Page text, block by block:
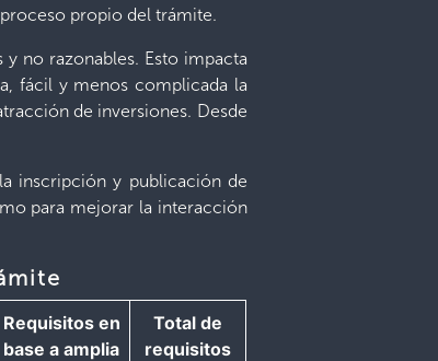
propio del trámite.
no razonables. Esto impacta
fácil y menos complicada la
de inversiones. Desde
inscripción y publicación de
para mejorar la interacción
Requisitos en
base a amplia
Total de
requisitos